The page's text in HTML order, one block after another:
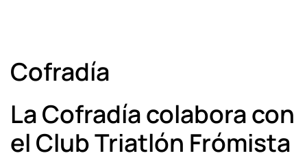
Cofradía
La Cofradía colabora con
el Club Triatlón Frómista